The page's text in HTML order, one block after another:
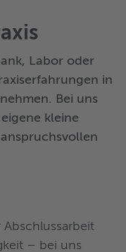
Labor oder
in
Bei uns
kleine
Abschlussarbeit
– bei uns